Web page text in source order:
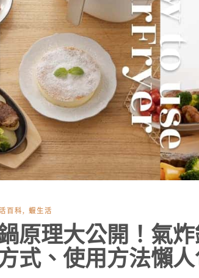
百科, 蝦生活
原理大公開！氣
式、使用方法懶